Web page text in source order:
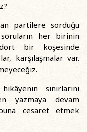
partilere sorduğu
soruların her birinin
dört bir köşesinde
karşılaşmalar var.
sınırlarını
yazmaya devam
cesaret etmek